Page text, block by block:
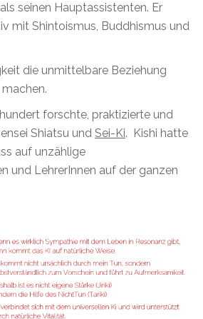
seinen Hauptassistenten. Er
mit Shintoismus, Buddhismus und
die unmittelbare Beziehung
forschte, praktizierte und
Shiatsu und Sei-Ki. Kishi hatte
auf unzählige
und LehrerInnen auf der ganzen